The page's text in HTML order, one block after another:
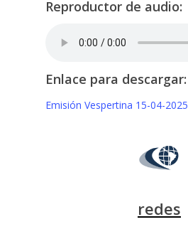
Reproductor de audio:
Enlace para descargar:
Emisión Vespertina 15-04-2025
redes